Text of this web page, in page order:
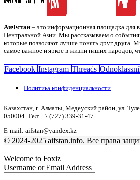
АиФстан – это информационная площадка для
Центральной Азии. Мы рассказываем о
которые позволяют лучше понять друг друга.
самое важное и яркое в жизни наших народов,
Facebook Instagram Threads
Политика конфиденциальности
Казахстан, г. Алматы, Медеуский район, ул.
050004. Тел: +7 (727) 339-31-47
E-mail: aifstan@yandex.kz
© 2024-2025 aifstan.info. Все права
Welcome to Foxiz
Username or Email Address